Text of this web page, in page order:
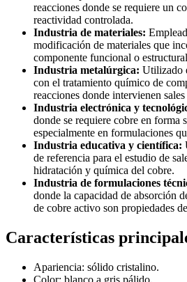
reacciones donde se requiere un
reactividad controlada.
Industria de materiales:
modificación de materiales que
componente funcional o
Industria metalúrgica: Utilizado
con el tratamiento químico de
reacciones donde intervienen
Industria electrónica y
donde se requiere cobre en forma
especialmente en formulaciones
Industria educativa y científica:
de referencia para el estudio de
hidratación y química del cobre.
Industria de formulaciones
donde la capacidad de absorción
de cobre activo son propiedades
Características
Apariencia: sólido cristalino.
Color: blanco a gris pálido.